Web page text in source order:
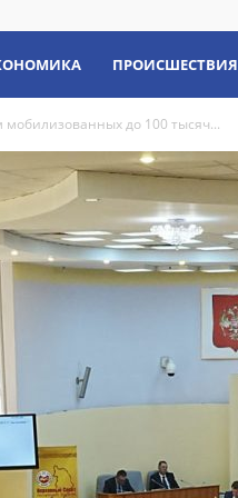
ПРОИСШЕСТВИЯ
до 100 тысяч...